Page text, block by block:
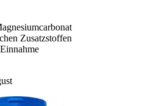
Zusatzstoffen